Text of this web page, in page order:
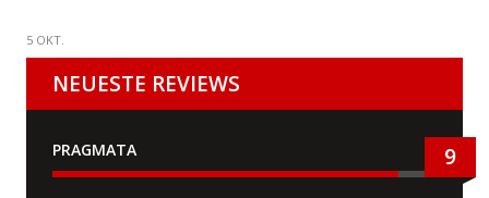
5 OKT.
NEUESTE REVIEWS
PRAGMATA 9